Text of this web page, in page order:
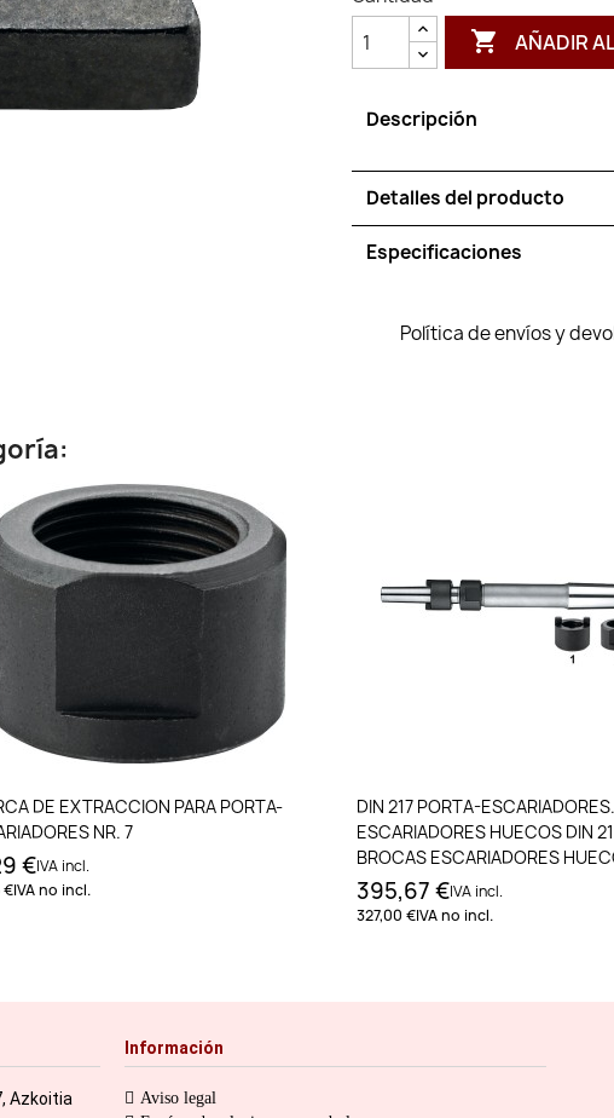
 AÑADIR
Descripción
Detalles del producto
Especificaciones
Política de envíos y
Añadir al carrito
DE EXTRACCION PARA PORTA-
NR. 7
€IVA incl.
€IVA no incl.
Añadir al carrito
DIN 217 PORTA-
ESCARIADORES HUECOS DIN
BROCAS ESCARIADORES
CM NR. 6. 27 MM - CM
395,67 €IVA incl.
327,00 €IVA no incl.
Azkoitia
Información
Aviso legal